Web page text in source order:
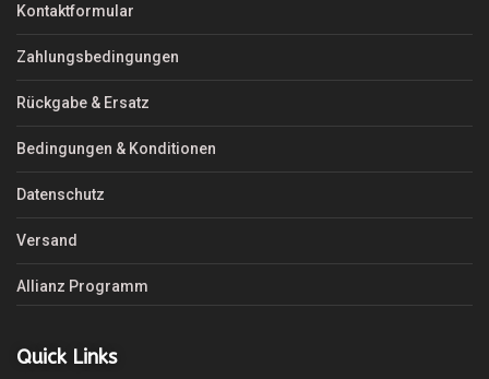
Kontaktformular
Zahlungsbedingungen
Rückgabe & Ersatz
Bedingungen & Konditionen
Datenschutz
Versand
Allianz Programm
Quick Links